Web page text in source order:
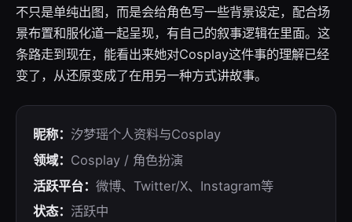
不只是单纯出图，而是会给角色写一些背景设定，配合场
景布置和服化道一起呈现，有自己的叙事逻辑在里面。这
条路走到现在，能看出来她对Cosplay这件事的理解已经
变了，从还原变成了在用另一种方式讲故事。
昵称： 汐梦瑶个人资料与Cosplay
领域： Cosplay / 角色扮演
活跃平台： 微博、Twitter/X、Instagram等
状态： 活跃中